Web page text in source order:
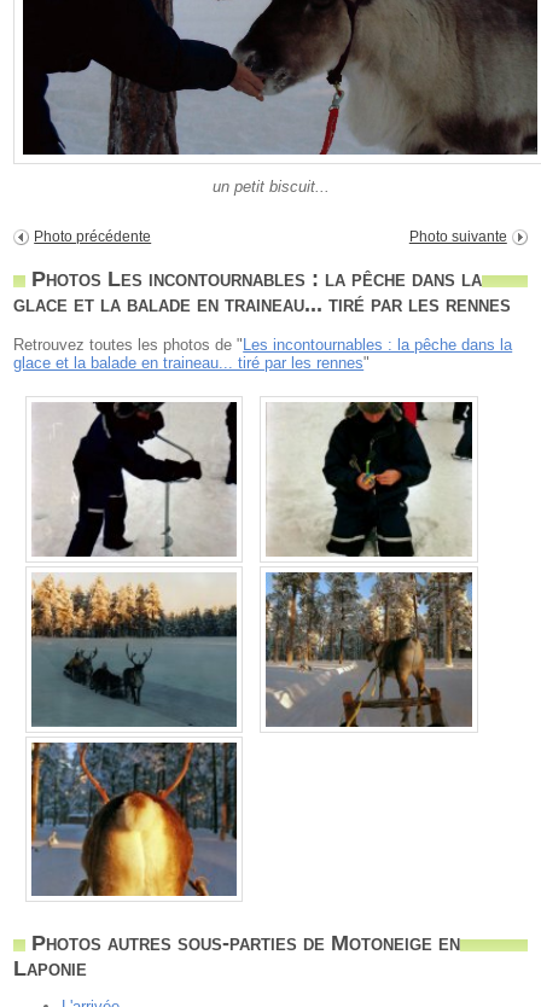
un petit biscuit...
Photo précédente Photo suivante
Photos Les incontournables : la pêche dans la
glace et la balade en traineau... tiré par les rennes
Retrouvez toutes les photos de " Les incontournables : la pêche dans la
glace et la balade en traineau... tiré par les rennes"
Photos autres sous-parties de Motoneige en
Laponie